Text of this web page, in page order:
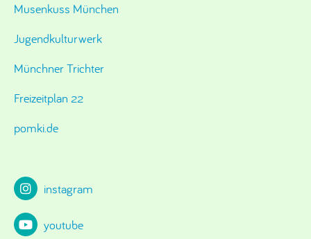
Musenkuss München
Jugendkulturwerk
Münchner Trichter
Freizeitplan 22
pomki.de
instagram
youtube